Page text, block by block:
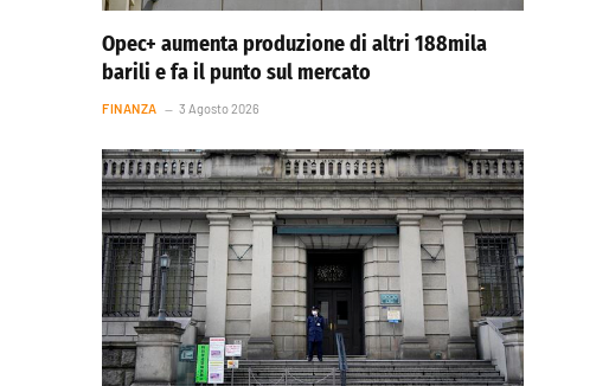
Opec+ aumenta produzione di altri 188mila
barili e fa il punto sul mercato
FINANZA 3 Agosto 2026